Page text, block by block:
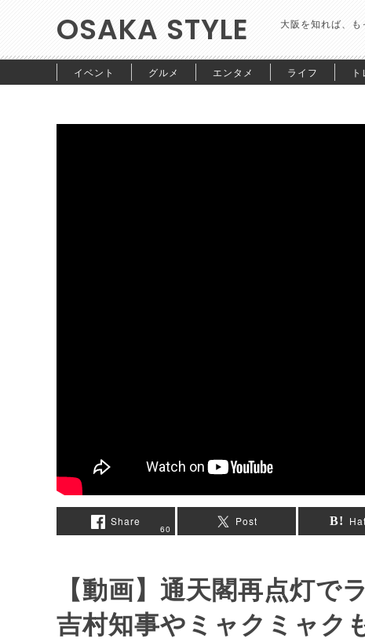
OSAKA STYLE 大阪を知れば、
イベント グルメ エンタメ ライフ
Share
60
Post
【動画】通天閣再点灯
吉村知事やミャクミャク